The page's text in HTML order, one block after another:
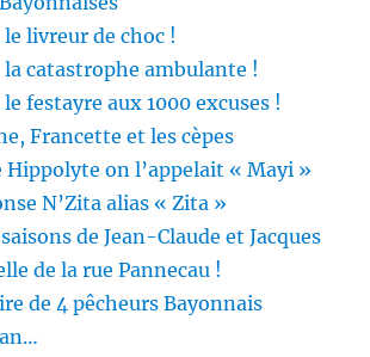
livreur de choc !
catastrophe ambulante !
festayre aux 1000 excuses !
Francette et les cèpes
Hippolyte on l’appelait « Mayi »
N’Zita alias « Zita »
de Jean-Claude et Jacques
de la rue Pannecau !
de 4 pêcheurs Bayonnais